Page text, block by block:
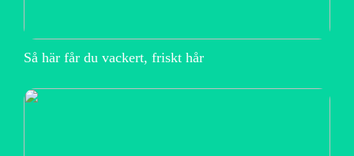
Så här får du vackert, friskt hår